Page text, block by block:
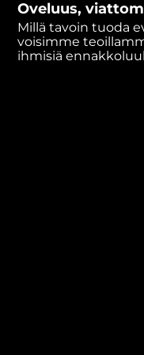
minutes,
49
seconds
Oveluus,
Millä tavoin tuoda
voisimme
ihmisiä